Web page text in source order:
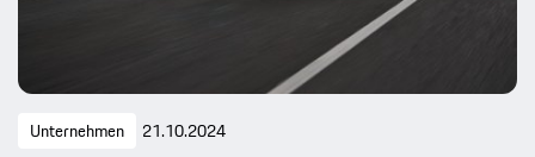
Unternehmen 21.10.2024